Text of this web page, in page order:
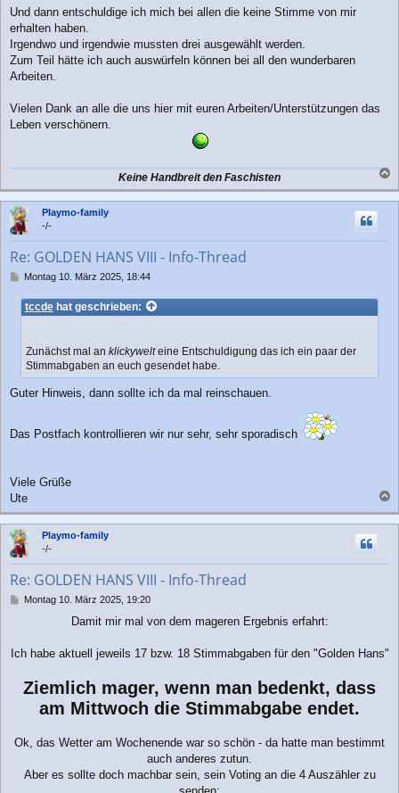
Und dann entschuldige ich mich bei allen die keine Stimme von mir
erhalten haben.
Irgendwo und irgendwie mussten drei ausgewählt werden.
Zum Teil hätte ich auch auswürfeln können bei all den wunderbaren
Arbeiten.
Vielen Dank an alle die uns hier mit euren Arbeiten/Unterstützungen das
Leben verschönern.
Keine Handbreit den Faschisten
a
c
Playmo-family
-/-
Re: GOLDEN HANS VIII - Info-Thread
B
i
t
Montag 10. März 2025, 18:44
tccdehat geschrieben:
Zunächst mal an klickywelteine Entschuldigung das ich ein paar der
Stimmabgaben an euch gesendet habe.
Guter Hinweis, dann sollte ich da mal reinschauen.
Das Postfach kontrollieren wir nur sehr, sehr sporadisch
Viele Grüße
Ute
a
c
Playmo-family
-/-
Re: GOLDEN HANS VIII - Info-Thread
B
r
Montag 10. März 2025, 19:20
Damit mir mal von dem mageren Ergebnis erfahrt:
Ich habe aktuell jeweils 17 bzw. 18 Stimmabgaben für den "Golden Hans"
Ziemlich mager, wenn man bedenkt, dass
am Mittwoch die Stimmabgabe endet.
Ok, das Wetter am Wochenende war so schön - da hatte man bestimmt
auch anderes zutun.
Aber es sollte doch machbar sein, sein Voting an die 4 Auszähler zu